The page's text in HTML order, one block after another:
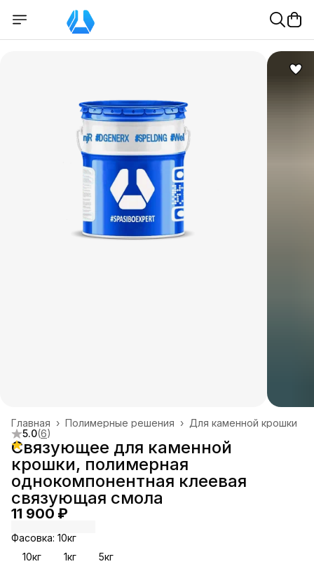
Для каменной крошки
Полимерные решения ›
Главная ›
5.0(6)
Связующее для каменной
крошки, полимерная
однокомпонентная клеевая
связующая смола
11 900 ₽
Фасовка: 10кг
10кг
1кг 5кг